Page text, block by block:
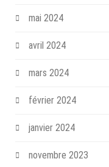
mai 2024
avril 2024
mars 2024
février 2024
janvier 2024
novembre 2023